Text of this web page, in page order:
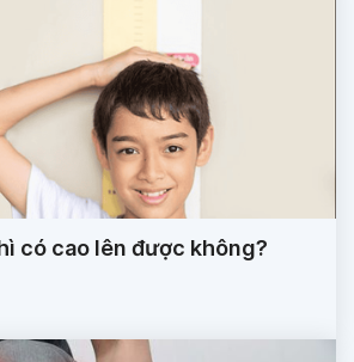
có cao lên được không?